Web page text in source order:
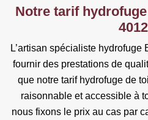
Notre tarif
L’artisan spécialiste hydrofuge
fournir des prestations de
que notre tarif hydrofuge de
raisonnable et accessible à
nous fixons le prix au cas par